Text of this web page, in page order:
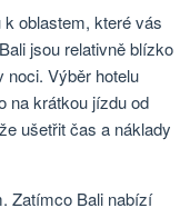
oblastem, které vás
jsou relativně blízko
noci. Výběr hotelu
na krátkou jízdu od
ušetřit čas a náklady
Zatímco Bali nabízí